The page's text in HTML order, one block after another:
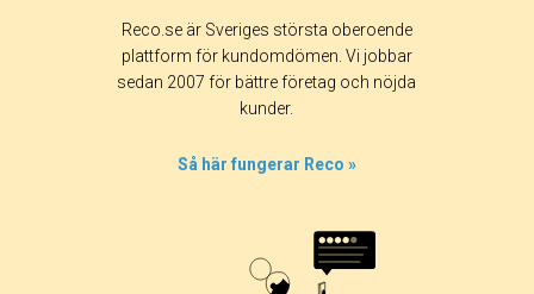
365 dagar 90 dagar
30 dagar
Reco.se är Sveriges största oberoende
plattform för kundomdömen. Vi jobbar
sedan 2007 för bättre företag och nöjda
kunder.
Så här fungerar Reco »